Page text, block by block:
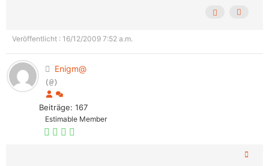
Veröffentlicht : 16/12/2009 7:52 a.m.
Enigm@
(@)
Beiträge: 167
Estimable Member